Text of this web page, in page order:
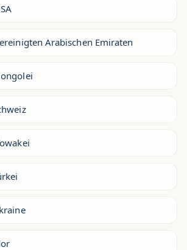
Arabischen Emiraten